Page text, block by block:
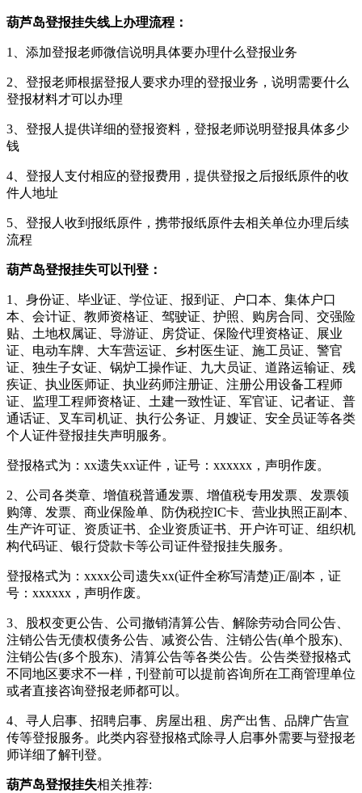
葫芦岛登报挂失线上办理流程：
1、添加登报老师微信说明具体要办理什么登报业务
2、登报老师根据登报人要求办理的登报业务，说明需要什么
登报材料才可以办理
3、登报人提供详细的登报资料，登报老师说明登报具体多少
钱
4、登报人支付相应的登报费用，提供登报之后报纸原件的收
件人地址
5、登报人收到报纸原件，携带报纸原件去相关单位办理后续
流程
葫芦岛登报挂失可以刊登：
1、身份证、毕业证、学位证、报到证、户口本、集体户口
本、会计证、教师资格证、驾驶证、护照、购房合同、交强险
贴、土地权属证、导游证、房贷证、保险代理资格证、展业
证、电动车牌、大车营运证、乡村医生证、施工员证、警官
证、独生子女证、锅炉工操作证、九大员证、道路运输证、残
疾证、执业医师证、执业药师注册证、注册公用设备工程师
证、监理工程师资格证、土建一致性证、军官证、记者证、普
通话证、叉车司机证、执行公务证、月嫂证、安全员证等各类
个人证件登报挂失声明服务。
登报格式为：xx遗失xx证件，证号：xxxxxx，声明作废。
2、公司各类章、增值税普通发票、增值税专用发票、发票领
购簿、发票、商业保险单、防伪税控IC卡、营业执照正副本、
生产许可证、资质证书、企业资质证书、开户许可证、组织机
构代码证、银行贷款卡等公司证件登报挂失服务。
登报格式为：xxxx公司遗失xx(证件全称写清楚)正/副本，证
号：xxxxxx，声明作废。
3、股权变更公告、公司撤销清算公告、解除劳动合同公告、
注销公告无债权债务公告、减资公告、注销公告(单个股东)、
注销公告(多个股东)、清算公告等各类公告。公告类登报格式
不同地区要求不一样，刊登前可以提前咨询所在工商管理单位
或者直接咨询登报老师都可以。
4、寻人启事、招聘启事、房屋出租、房产出售、品牌广告宣
传等登报服务。此类内容登报格式除寻人启事外需要与登报老
师详细了解刊登。
葫芦岛登报挂失相关推荐: